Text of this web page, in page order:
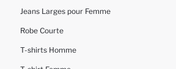
Jeans Larges pour Femme
Robe Courte
T-shirts Homme